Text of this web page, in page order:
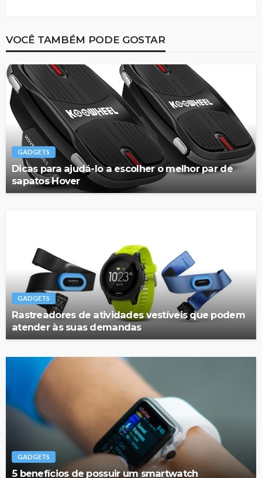
VOCÊ TAMBÉM PODE GOSTAR
GADGETS
Dicas para ajudá-lo a escolher o melhor par de
sapatos Hover
GADGETS
Rastreadores de atividades vestíveis que podem
atender às suas demandas
GADGETS
5 benefícios de possuir um smartwatch